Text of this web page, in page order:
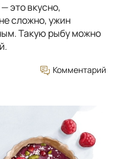
это вкусно,
сложно, ужин
Такую рыбу можно
Комментарий